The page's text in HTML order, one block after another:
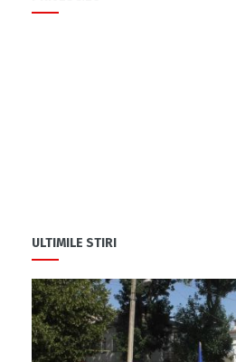
ULTIMILE STIRI